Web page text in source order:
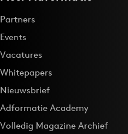
Partners
Events
Vacatures
Whitepapers
Nieuwsbrief
Adformatie Academy
Volledig Magazine Archief